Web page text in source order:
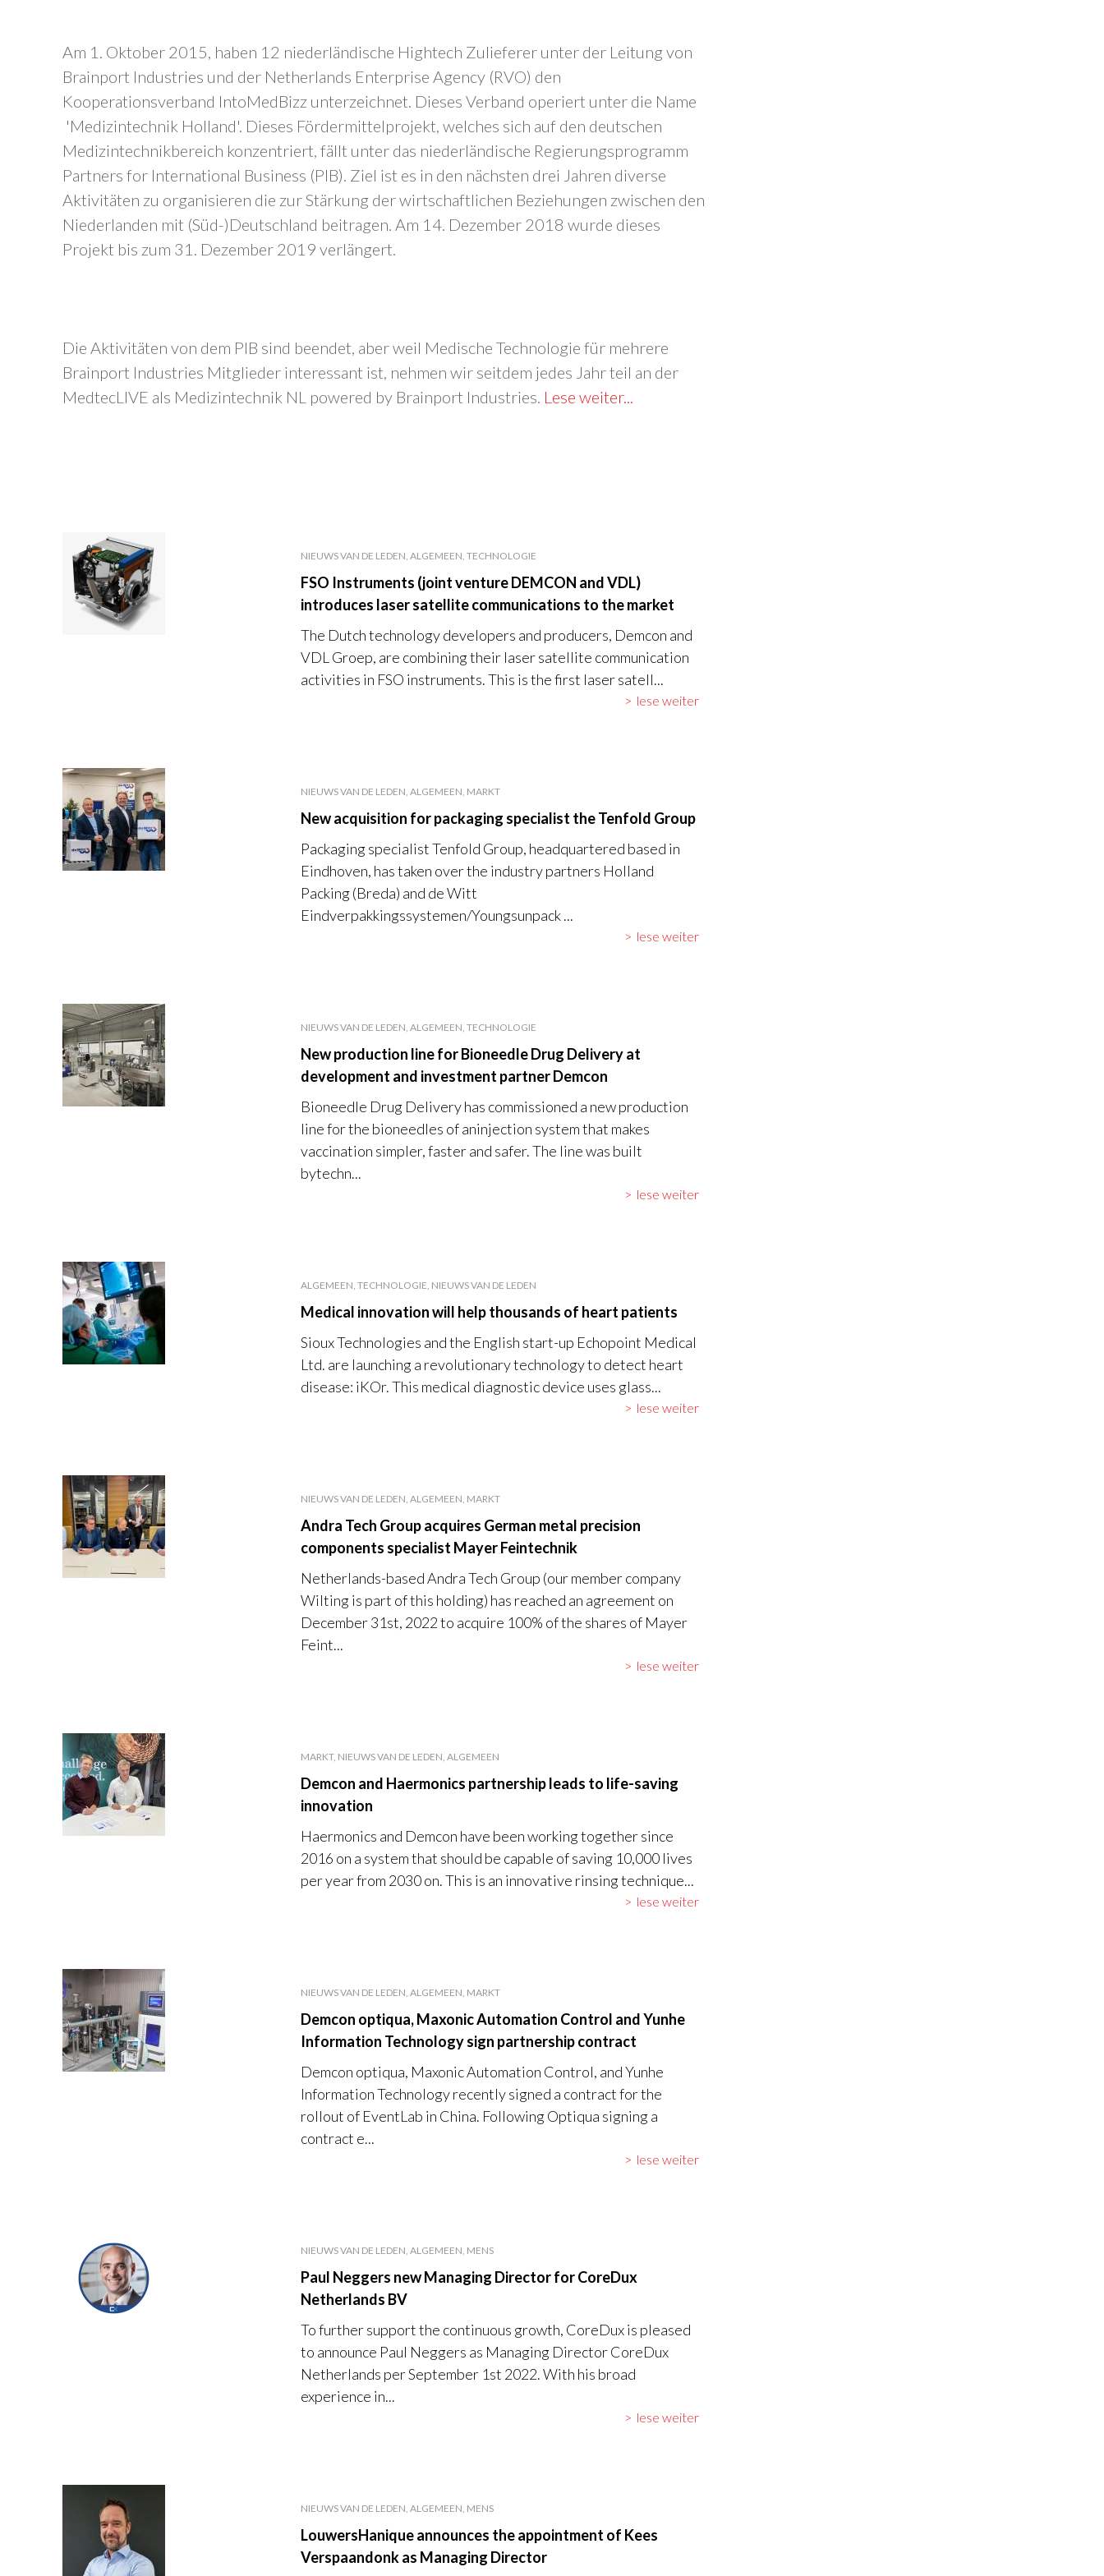
Am 1. Oktober 2015, haben 12 niederländische Hightech Zulieferer unter der Leitung von
Brainport Industries und der Netherlands Enterprise Agency (RVO) den
Kooperationsverband IntoMedBizz unterzeichnet. Dieses Verband operiert unter die Name
'Medizintechnik Holland'. Dieses Fördermittelprojekt, welches sich auf den deutschen
Medizintechnikbereich konzentriert, fällt unter das niederländische Regierungsprogramm
Partners for International Business (PIB). Ziel ist es in den nächsten drei Jahren diverse
Aktivitäten zu organisieren die zur Stärkung der wirtschaftlichen Beziehungen zwischen den
Niederlanden mit (Süd-)Deutschland beitragen. Am 14. Dezember 2018 wurde dieses
Projekt bis zum 31. Dezember 2019 verlängert.
Die Aktivitäten von dem PIB sind beendet, aber weil Medische Technologie für mehrere
Brainport Industries Mitglieder interessant ist, nehmen wir seitdem jedes Jahr teil an der
MedtecLIVE als Medizintechnik NL powered by Brainport Industries. Lese weiter...
NIEUWS VAN DE LEDEN, ALGEMEEN, TECHNOLOGIE
FSO Instruments (joint venture DEMCON and VDL)
introduces laser satellite communications to the market
The Dutch technology developers and producers, Demcon and
VDL Groep, are combining their laser satellite communication
activities in FSO instruments. This is the first laser satell...
lese weiter
NIEUWS VAN DE LEDEN, ALGEMEEN, MARKT
New acquisition for packaging specialist the Tenfold Group
Packaging specialist Tenfold Group, headquartered based in
Eindhoven, has taken over the industry partners Holland
Packing (Breda) and de Witt
Eindverpakkingssystemen/Youngsunpack ...
lese weiter
NIEUWS VAN DE LEDEN, ALGEMEEN, TECHNOLOGIE
New production line for Bioneedle Drug Delivery at
development and investment partner Demcon
Bioneedle Drug Delivery has commissioned a new production
line for the bioneedles of aninjection system that makes
vaccination simpler, faster and safer. The line was built
bytechn...
lese weiter
ALGEMEEN, TECHNOLOGIE, NIEUWS VAN DE LEDEN
Medical innovation will help thousands of heart patients
Sioux Technologies and the English start-up Echopoint Medical
Ltd. are launching a revolutionary technology to detect heart
disease: iKOr. This medical diagnostic device uses glass...
lese weiter
NIEUWS VAN DE LEDEN, ALGEMEEN, MARKT
Andra Tech Group acquires German metal precision
components specialist Mayer Feintechnik
Netherlands-based Andra Tech Group (our member company
Wilting is part of this holding) has reached an agreement on
December 31st, 2022 to acquire 100% of the shares of Mayer
Feint...
lese weiter
MARKT, NIEUWS VAN DE LEDEN, ALGEMEEN
Demcon and Haermonics partnership leads to life-saving
innovation
Haermonics and Demcon have been working together since
2016 on a system that should be capable of saving 10,000 lives
per year from 2030 on. This is an innovative rinsing technique...
lese weiter
NIEUWS VAN DE LEDEN, ALGEMEEN, MARKT
Demcon optiqua, Maxonic Automation Control and Yunhe
Information Technology sign partnership contract
Demcon optiqua, Maxonic Automation Control, and Yunhe
Information Technology recently signed a contract for the
rollout of EventLab in China. Following Optiqua signing a
contract e...
lese weiter
NIEUWS VAN DE LEDEN, ALGEMEEN, MENS
Paul Neggers new Managing Director for CoreDux
Netherlands BV
To further support the continuous growth, CoreDux is pleased
to announce Paul Neggers as Managing Director CoreDux
Netherlands per September 1st 2022. With his broad
experience in...
lese weiter
NIEUWS VAN DE LEDEN, ALGEMEEN, MENS
LouwersHanique announces the appointment of Kees
Verspaandonk as Managing Director